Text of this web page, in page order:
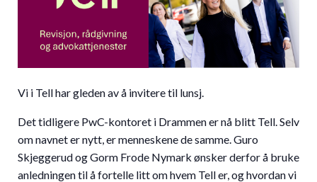
Vi i Tell har gleden av å invitere til lunsj.
Det tidligere PwC-kontoret i Drammen er nå blitt Tell. Selv
om navnet er nytt, er menneskene de samme. Guro
Skjeggerud og Gorm Frode Nymark ønsker derfor å bruke
anledningen til å fortelle litt om hvem Tell er, og hvordan vi